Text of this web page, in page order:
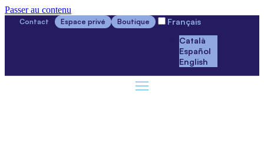
Passer au contenu
Contact Espace privé Boutique
Français
Català
Español
English